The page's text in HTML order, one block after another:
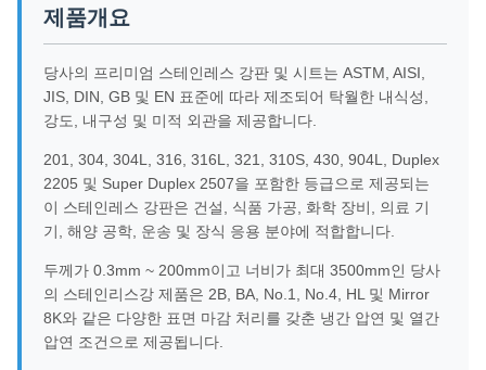
제품개요
당사의 프리미엄 스테인레스 강판 및 시트는 ASTM, AISI,
JIS, DIN, GB 및 EN 표준에 따라 제조되어 탁월한 내식성,
강도, 내구성 및 미적 외관을 제공합니다.
201, 304, 304L, 316, 316L, 321, 310S, 430, 904L, Duplex
2205 및 Super Duplex 2507을 포함한 등급으로 제공되는
이 스테인레스 강판은 건설, 식품 가공, 화학 장비, 의료 기
기, 해양 공학, 운송 및 장식 응용 분야에 적합합니다.
두께가 0.3mm ~ 200mm이고 너비가 최대 3500mm인 당사
의 스테인리스강 제품은 2B, BA, No.1, No.4, HL 및 Mirror
8K와 같은 다양한 표면 마감 처리를 갖춘 냉간 압연 및 열간
압연 조건으로 제공됩니다.